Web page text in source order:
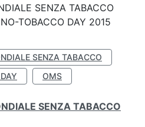
SENZA TABACCO
TOBACCO DAY 2015
SENZA TABACCO
OMS
SENZA TABACCO